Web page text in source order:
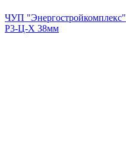
ЧУП "Энергостройкомплекс"
Р3-Ц-Х 38мм